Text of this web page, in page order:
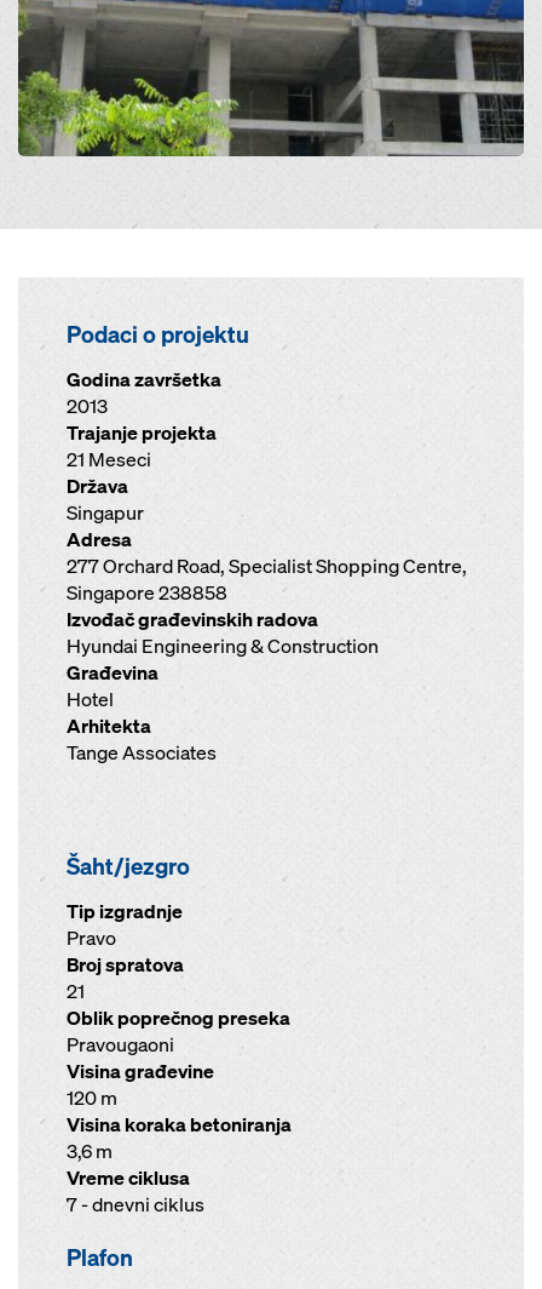
Podaci o projektu
Godina završetka
2013
Trajanje projekta
21 Meseci
Država
Singapur
Adresa
277 Orchard Road, Specialist Shopping Centre,
Singapore 238858
Izvođač građevinskih radova
Hyundai Engineering & Construction
Građevina
Hotel
Arhitekta
Tange Associates
Šaht/jezgro
Tip izgradnje
Pravo
Broj spratova
21
Oblik poprečnog preseka
Pravougaoni
Visina građevine
120 m
Visina koraka betoniranja
3,6 m
Vreme ciklusa
7 - dnevni ciklus
Plafon